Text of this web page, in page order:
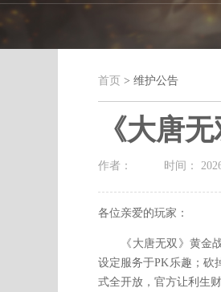
最新新闻 新闻消息
维护公告
首页 > 维护公告
《大唐
作者： 时间：
各位亲爱的玩家：
《大唐无双》黄金战
设定服务于PK乐趣；砍
式全开放，官方让利生财